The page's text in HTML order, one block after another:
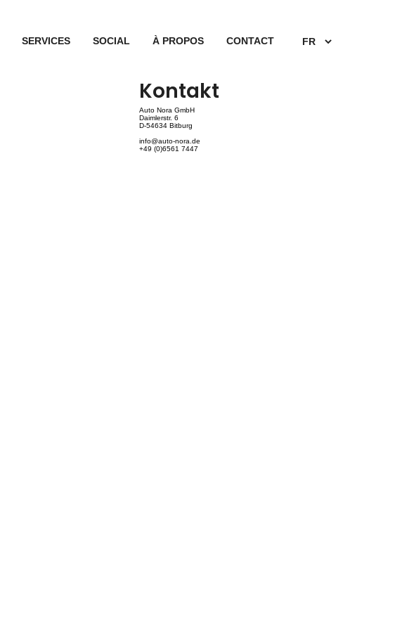
SERVICES SOCIAL À PROPOS CONTACT
Kontakt
Auto Nora GmbH
Daimlerstr. 6
D-54634 Bitburg
info@auto-nora.de
+49 (0)6561 7447